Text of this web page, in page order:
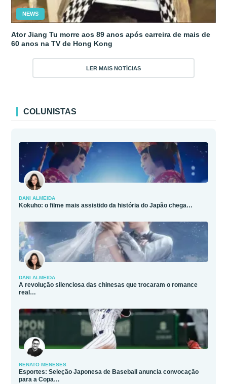
NEWS
Ator Jiang Tu morre aos 89 anos após carreira de mais de
60 anos na TV de Hong Kong
LER MAIS NOTÍCIAS
COLUNISTAS
DANI ALMEIDA
Kokuho: o filme mais assistido da história do Japão chega…
DANI ALMEIDA
A revolução silenciosa das chinesas que trocaram o romance
real…
RENATO MENESES
Esportes: Seleção Japonesa de Baseball anuncia convocação
para a Copa…